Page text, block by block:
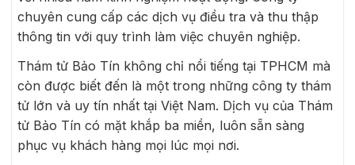
chuyên cung cấp các dịch vụ điều tra và thu thập
thông tin với quy trình làm việc chuyên nghiệp.
Thám tử Bảo Tín không chỉ nổi tiếng tại TPHCM mà
còn được biết đến là một trong những công ty thám
tử lớn và uy tín nhất tại Việt Nam. Dịch vụ của Thám
tử Bảo Tín có mặt khắp ba miền, luôn sẵn sàng
phục vụ khách hàng mọi lúc mọi nơi.